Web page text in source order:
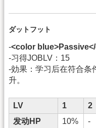
ダットフット
-<color
-习得JOBLV：15
-効果：学习后在符合条
升。
LV 1 2
发动HP
10% -